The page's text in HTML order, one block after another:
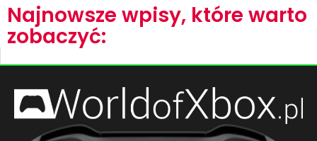
Najnowsze wpisy, które warto
zobaczyć: